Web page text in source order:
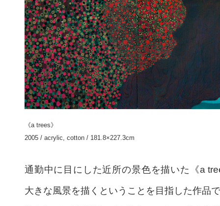
《a trees》
2005 / acrylic, cotton / 181.8×227.3cm
通勤中に目にした近所の景色を描いた《a
大きな風景を描くということを目指した作品